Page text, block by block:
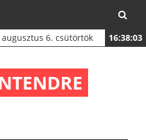
augusztus 6. csütörtök 16:38:03